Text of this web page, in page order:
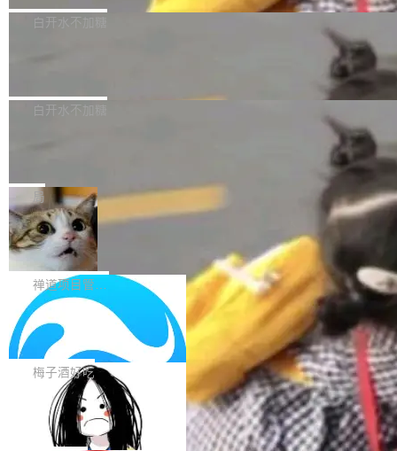
型，33B 参数，负责 768p 音视频生成（开
大幅增强，指令遵循能力大幅增强。在多项基准
模型 API 调用服务，用户无需繁琐环境配置，一
Bug fixes and enhancements 修复了一个回归
绝遍历绝对符号链接的容器路径，例如/var/run -
更新说明：https://github.com/moby/...
白开水不加糖
计语言和 React 组件库。Ant Design 6.5.3 现
ut.OTP 的 mask 为 true 时仍显示原始值的问
题。#58805 修复 Input.TextArea 调整大小手柄
在触摸设备上显示为小圆点的问题。#58812 Ty
pography 优化 Typography 省略提示在大列表
中的渲染性能。#58806 修复 Typography...
白开水不加糖
比它便宜的。 Artificial Analysis 更新了 DeepS
eek V4 Flash 0731 的完整评测。一张 Intellige
nce Index vs Cost per Task 的散点图上，13
个模型排成一列，V4 Flash 贴着底部：$0.03
一次任务。 V4 Flash 的 Intelligence Index 得
分 50，在 101 个模型中排第 3。排在它前面
的：Claude Opus 5（61 分）、Claude Fable
5（60 分）、GPT-5.6 Sol（59 分）、Kimi K3
（57 分）、Grok 4...
局
禅道开源版 22.4 发布，内置 DevOps4.
0 正式版，提供从代码提交到交付的全
生命周期的管理能力
大家好， 禅道开源版22.4发布啦！本次发布我们
带来了DevOps4.0系列的首个正式版本。 DevO
ps4.0内置与禅道DevOps专业版同源的代码管理
核心，依托于全自研的GitFox代码托管引擎，我
们提供了从代码提交到交付的全生命周期的管理
能力。同时，我们 对禅道DevOps现有底层代码
进行了革命性的重构，为后续AI辅助编程、智能
代码评审及自动化运维的全面落地夯实了“一体
化”的基座。 新版本将为用户带来更好的使用体
Solon 的 10 种 HTTP 服务器：改一行
依赖，换一个引擎
用 Solon 做线上项目有一阵子了，有个点总让新
接触的人觉得意外：服务器引擎是让你选的。 S
olon 内核约 0.3MB，不内置固定的 HTTP 服务
器。HTTP 引擎是一个独立插件。你选一个，或
者选两个，不同环境之间切换，一行应用代码都
梅子酒好吃
BootstrapBlazor v10.9.0 已经发布，B
ootstrap 样式的 Blazor UI 组件库
BootstrapBlazor v10.9.0 已经发布，Bootstrap